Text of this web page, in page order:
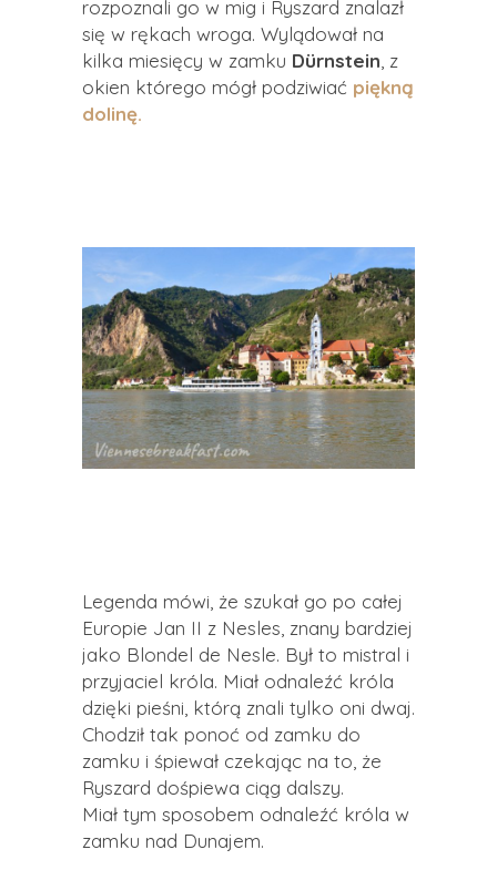
rozpoznali go w mig i Ryszard znalazł
się w rękach wroga. Wylądował na
kilka miesięcy w zamku Dürnstein, z
okien którego mógł podziwiać piękną
dolinę.
Legenda mówi, że szukał go po całej
Europie Jan II z Nesles, znany bardziej
jako Blondel de Nesle. Był to mistral i
przyjaciel króla. Miał odnaleźć króla
dzięki pieśni, którą znali tylko oni dwaj.
Chodził tak ponoć od zamku do
zamku i śpiewał czekając na to, że
Ryszard dośpiewa ciąg dalszy.
Miał tym sposobem odnaleźć króla w
zamku nad Dunajem.